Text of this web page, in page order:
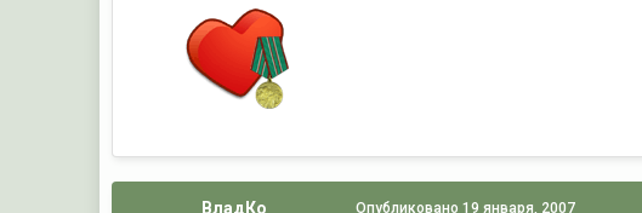
ВладКо Опубликовано19 января, 2007